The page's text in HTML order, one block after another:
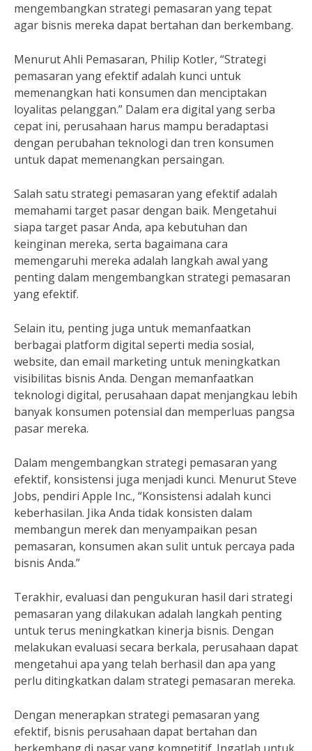
mengembangkan strategi pemasaran yang tepat
agar bisnis mereka dapat bertahan dan berkembang.
Menurut Ahli Pemasaran, Philip Kotler, “Strategi
pemasaran yang efektif adalah kunci untuk
memenangkan hati konsumen dan menciptakan
loyalitas pelanggan.” Dalam era digital yang serba
cepat ini, perusahaan harus mampu beradaptasi
dengan perubahan teknologi dan tren konsumen
untuk dapat memenangkan persaingan.
Salah satu strategi pemasaran yang efektif adalah
memahami target pasar dengan baik. Mengetahui
siapa target pasar Anda, apa kebutuhan dan
keinginan mereka, serta bagaimana cara
memengaruhi mereka adalah langkah awal yang
penting dalam mengembangkan strategi pemasaran
yang efektif.
Selain itu, penting juga untuk memanfaatkan
berbagai platform digital seperti media sosial,
website, dan email marketing untuk meningkatkan
visibilitas bisnis Anda. Dengan memanfaatkan
teknologi digital, perusahaan dapat menjangkau lebih
banyak konsumen potensial dan memperluas pangsa
pasar mereka.
Dalam mengembangkan strategi pemasaran yang
efektif, konsistensi juga menjadi kunci. Menurut Steve
Jobs, pendiri Apple Inc., “Konsistensi adalah kunci
keberhasilan. Jika Anda tidak konsisten dalam
membangun merek dan menyampaikan pesan
pemasaran, konsumen akan sulit untuk percaya pada
bisnis Anda.”
Terakhir, evaluasi dan pengukuran hasil dari strategi
pemasaran yang dilakukan adalah langkah penting
untuk terus meningkatkan kinerja bisnis. Dengan
melakukan evaluasi secara berkala, perusahaan dapat
mengetahui apa yang telah berhasil dan apa yang
perlu ditingkatkan dalam strategi pemasaran mereka.
Dengan menerapkan strategi pemasaran yang
efektif, bisnis perusahaan dapat bertahan dan